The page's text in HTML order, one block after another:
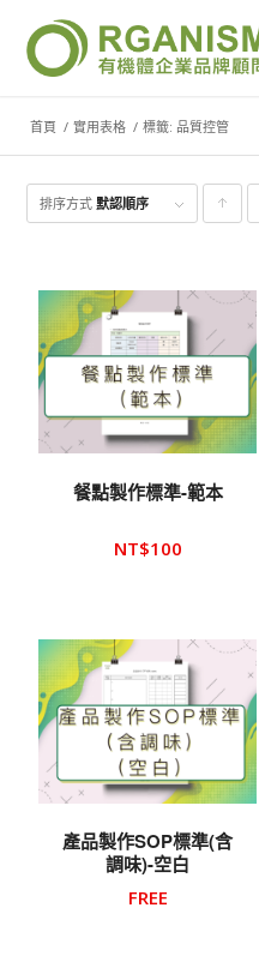
首頁 / 實用表格 / 標籤: 品質控管
排序方式默認順序
品
餐點製作標準-範本
NT$100
產品製作SOP標準(含
調味)-空白
FREE